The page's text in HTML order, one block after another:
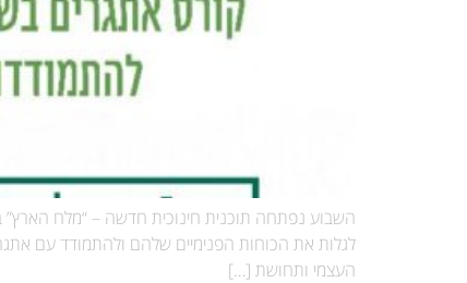
השבוע נפתחה תוכנית חינוכית חדשה – “מלח הארץ”
לגלות את הכוחות הפנימיים שלהם ולהתמודד עם
העצמי ותחושת […]